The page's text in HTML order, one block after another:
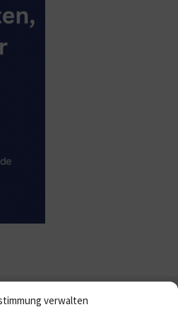
verwalten